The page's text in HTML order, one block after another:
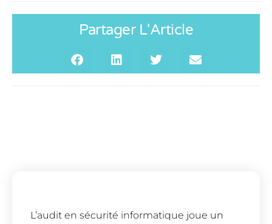
Partager L'Article
L’audit en sécurité informatique joue un